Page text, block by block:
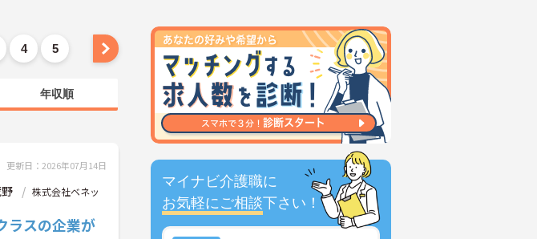
マイナビ介護職に
お気軽にご相談下さい！
4 5
年収順
更新日：2026年07月14日
株式会社ベネッ
ラスの企業が